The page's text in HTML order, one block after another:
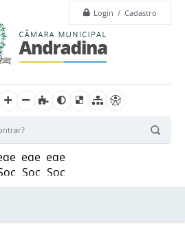
Login / Cadastro